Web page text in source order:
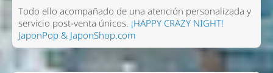
Todo ello acompañado de una atención personalizada y
servicio post-venta únicos. ¡HAPPY CRAZY NIGHT!
JaponPop & JaponShop.com